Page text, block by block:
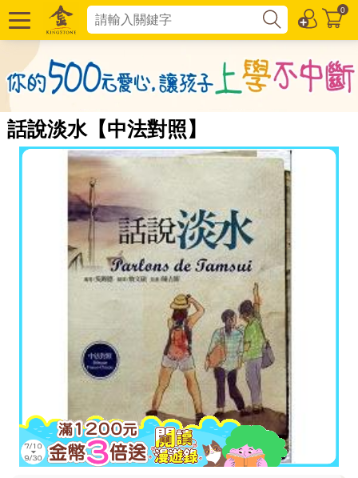
0
話說淡水【中法對照】